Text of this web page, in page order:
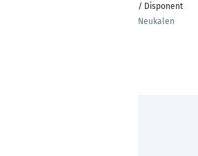
/ Disponent
Neukalen